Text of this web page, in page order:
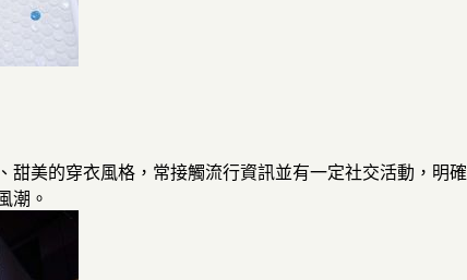
甜美的穿衣風格，常接觸流行資訊並有一定社交活動，
潮。